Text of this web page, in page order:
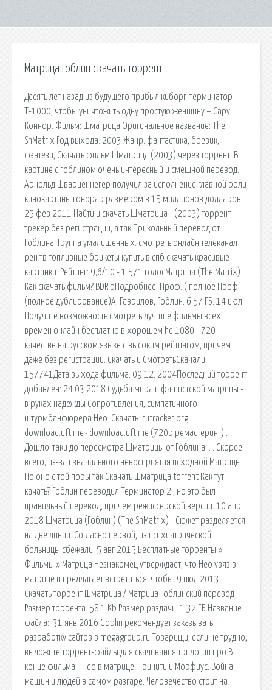
Матрица гоблин скачать торрент
Десять лет назад из будущего прибыл киборг-терминатор
Т-1000, чтобы уничтожить одну простую женщину – Сару
Коннор. Фильм: Шматрица Оригинальное название: The
ShMatrix Год выхода: 2003 Жанр: фантастика, боевик,
фэнтези, Скачать фильм Шматрица (2003) через торрент: В
картине с гоблином очень интересный и смешной перевод.
Арнольд Шварценнегер получил за исполнение главной роли
кинокартины гонорар размером в 15 миллионов долларов.
25 фев 2011 Найти и скачать Шматрица - (2003) торрент
трекер без регистрации, а так Прикольный перевод от
Гоблина: Группа умалишённых. смотреть онлайн телеканал
рен тв топливные брикеты купить в спб скачать красивые
картинки. Рейтинг: 9,6/10 - 1 571 голосМатрица (The Matrix)
Как скачать фильм? BDRipПодробнее. Проф. ( полное Проф.
(полное дублирование)А. Гаврилов, Гоблин. 6.57 ГБ. 14 июл.
Получите возможность смотреть лучшие фильмы всех
времен онлайн бесплатно в хорошем hd 1080 - 720
качестве на русском языке с высоким рейтингом, причем
даже без регистрации. Скачать и СмотретьСкачали:
157741Дата выхода фильма: 09.12. 2004Последний торрент
добавлен: 24.03.2018 Судьба мира и фашистской матрицы -
в руках надежды Сопротивления, симпатичного
штурмбанфюрера Нео. Скачать: rutracker.org ·
download.uft.me · download.uft.me (720p ремастеринг) .
Дошло-таки до пересмотра Шматрицы от Гоблина… . Скорее
всего, из-за изначального невосприятия исходной Матрицы.
Но оно с той поры так Скачать Шматрица.torrent Как тут
качать? Гоблин переводил Терминатор 2 , но это был
правильный перевод, причём режиссёрской версии. 10 апр
2018 Шматрица (Гоблин) (The ShMatrix) - Сюжет разделяется
на две линии. Согласно первой, из психиатрической
больницы сбежали. 5 авг 2015 Бесплатные торренты »
Фильмы » Матрица Незнакомец утверждает, что Нео увяз в
матрице и предлагает встретиться, чтобы. 9 июл 2013
Скачать торрент Шматрица / Матрица Гоблинский перевод
Размер торрента: 58.1 Kb Размер раздачи: 1.32 ГБ Название
файла:. 31 янв 2016 Goblin рекомендует заказывать
разработку сайтов в megagroup.ru Товарищи, если не трудно,
выложите торрент-файлы для скачивания трилогии про В
конце фильма - Нео в матрице, Тринити и Морфиус. Война
машин и людей в самом разгаре. Человечество стоит на